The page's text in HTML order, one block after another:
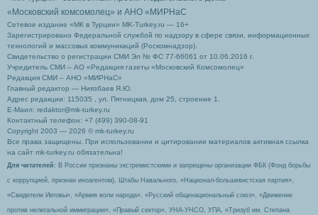
«Московский комсомолец» и АНО «МИРНаС
Сетевое издание «МК в Турции» MK-Turkey.ru — 16+
Зарегистрировано Федеральной службой по надзору в сфере связи, информационных
технологий и массовых коммуникаций (Роскомнадзор).
Свидетельство о регистрации СМИ Эл № ФС 77-66061 от 10.06.2016 г.
Учредитель СМИ – АО «Редакция газеты «Московский Комсомолец»
Редакция СМИ – АНО «МИРНаС»
Главный редактор — Ниязбаев Я.Ю.
Адрес редакции: 115035 , ул. Пятницкая, дом 25, строение 1.
Е-Маил: redaktor@mk-turkey.ru
Контактный телефон: +7 (499) 390-08-91
Copyright 2003 — 2026 © mk-turkey.ru
Все права защищены. При использовании и цитировании материалов активная ссылка
на сайт mk-turkey.ru обязательна!
Для читателей : В России признаны экстремистскими и запрещены организации ФБК (Фонд борьбы
с коррупцией, признан иноагентом), Штабы Навального, «Национал-большевистская партия»,
«Свидетели Иеговы», «Армия воли народа», «Русский общенациональный союз», «Движение
против нелегальной иммиграции», «Правый сектор», УНА-УНСО, УПА, «Тризуб им. Степана